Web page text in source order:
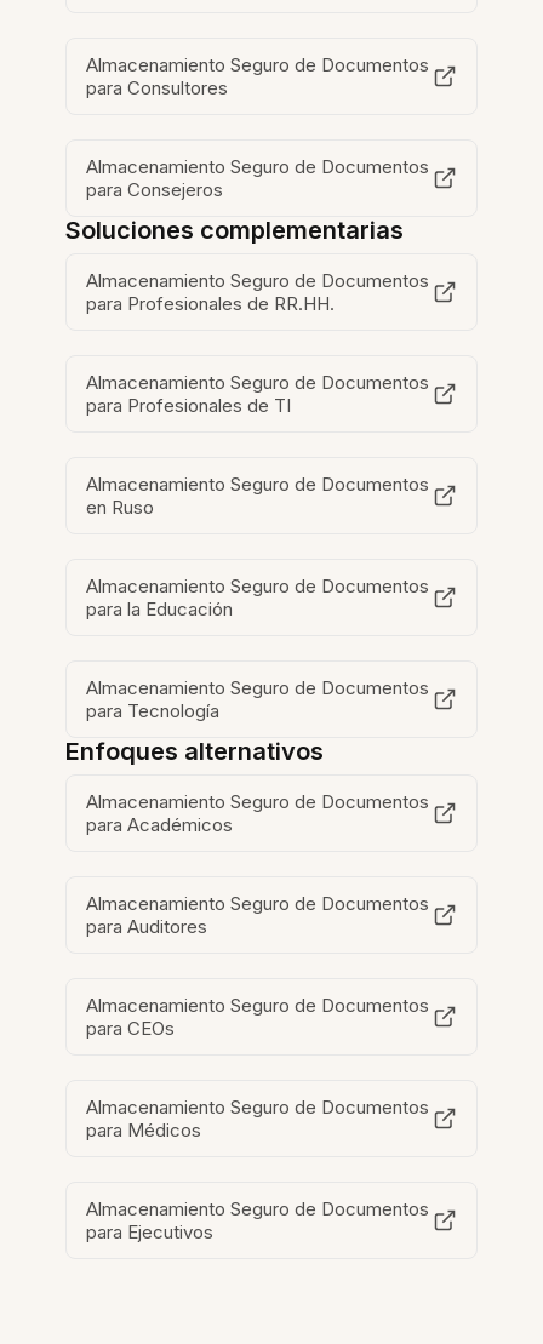
Almacenamiento Seguro de Documentos
para Consultores
Almacenamiento Seguro de Documentos
para Consejeros
Soluciones complementarias
Almacenamiento Seguro de Documentos
para Profesionales de RR.HH.
Almacenamiento Seguro de Documentos
para Profesionales de TI
Almacenamiento Seguro de Documentos
en Ruso
Almacenamiento Seguro de Documentos
para la Educación
Almacenamiento Seguro de Documentos
para Tecnología
Enfoques alternativos
Almacenamiento Seguro de Documentos
para Académicos
Almacenamiento Seguro de Documentos
para Auditores
Almacenamiento Seguro de Documentos
para CEOs
Almacenamiento Seguro de Documentos
para Médicos
Almacenamiento Seguro de Documentos
para Ejecutivos